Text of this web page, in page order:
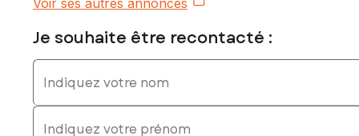
exposé sont disponibles sur le site Géorisques :
Prix de vente : 499 000 €
Contactez votre conseiller SAFTI : Vincent AUTUORI, Tél. :
Voir ses autres annonces
Je souhaite être recontacté :
Indiquez votre nom
Indiquez votre prénom